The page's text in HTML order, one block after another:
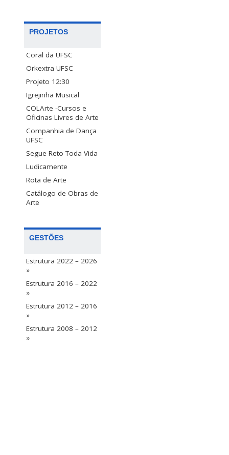
PROJETOS
Coral da UFSC
Orkextra UFSC
Projeto 12:30
Igrejinha Musical
COLArte -Cursos e
Oficinas Livres de Arte
Companhia de Dança
UFSC
Segue Reto Toda Vida
Ludicamente
Rota de Arte
Catálogo de Obras de
Arte
GESTÕES
Estrutura 2022 – 2026
»
Estrutura 2016 – 2022
»
Estrutura 2012 – 2016
»
Estrutura 2008 – 2012
»